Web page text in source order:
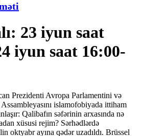
23 iyun saat
iyun saat 16:00-
Prezidenti Avropa Parlamentini və
islamofobiyada ittiham
Qalibafın səfərinin arxasında nə
xüsusi rejim? Sərhədlərdə
oktyabr ayına qədər uzadıldı. Brüssel